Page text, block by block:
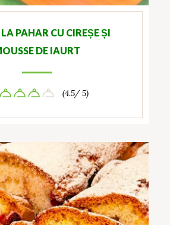
LA PAHAR CU CIREȘE ȘI
DE IAURT
(4.5/ 5)